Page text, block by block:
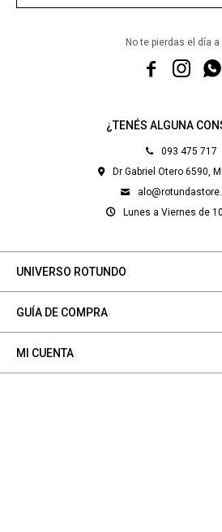
¿TENÉS ALGUNA
093 475 717
Dr Gabriel Otero 6590,
Lunes a Viernes de
UNIVERSO ROTUNDO
GUÍA DE COMPRA
MI CUENTA
No te pierdas el día a
  